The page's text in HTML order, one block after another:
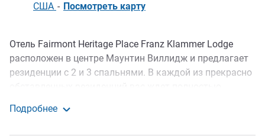
США - Посмотреть карту
Описание
Отель Fairmont Heritage Place Franz Klammer Lodge
расположен в центре Маунтин Виллидж и предлагает
резиденции с 2 и 3 спальнями. В каждой из прекрасно
стиральная машина с сушилкой, просторные ванные
Подробнее